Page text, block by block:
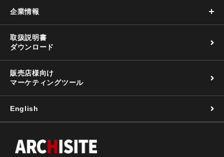
企業情報
取扱説明書
ダウンロード
販売店様向け
マーケティングツール
English